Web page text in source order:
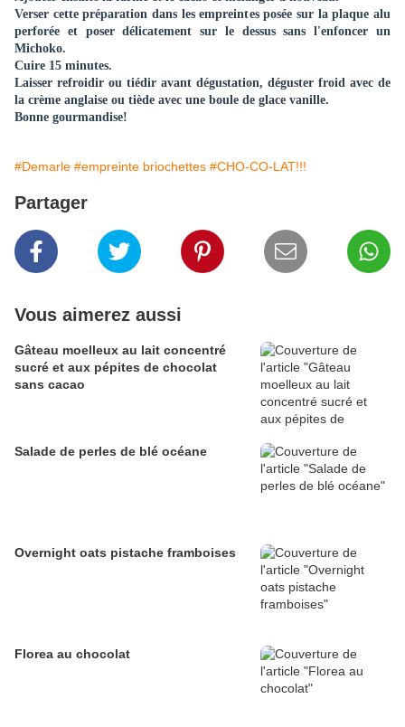
Verser cette préparation dans les empreintes posée sur la plaque alu
perforée et poser délicatement sur le dessus sans l'enfoncer un
Michoko.
Cuire 15 minutes.
Laisser refroidir ou tiédir avant dégustation, déguster froid avec de
la crème anglaise ou tiède avec une boule de glace vanille.
Bonne gourmandise!
#Demarle #empreinte briochettes #CHO-CO-LAT!!!
Partager
Vous aimerez aussi
Gâteau moelleux au lait concentré
sucré et aux pépites de chocolat
sans cacao
Salade de perles de blé océane
Overnight oats pistache framboises
Florea au chocolat